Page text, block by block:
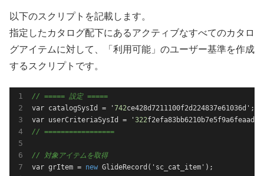
以下のスクリプトを記載します。
指定したカタログ配下にあるアクティブなすべてのカタロ
グアイテムに対して、「利用可能」のユーザー基準を作成
するスクリプトです。
// ===== 設定 =====
var catalogSysId = '742ce428d7211100f2d224837e61036d';
var userCriteriaSysId = '322
// =================
// 対象アイテムを取得
var grItem = new GlideRecord(' sc_cat_item ')